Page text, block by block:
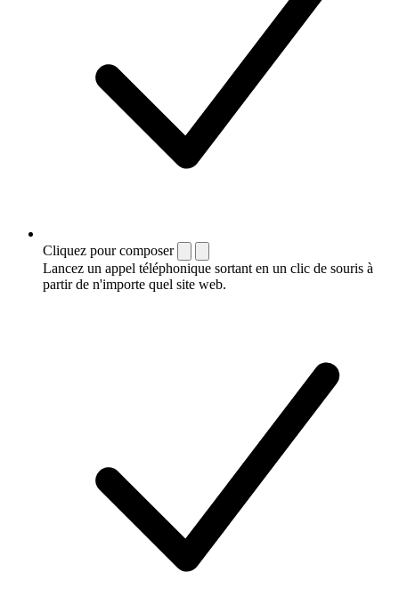
Cliquez pour composer
Lancez un appel téléphonique sortant en un clic de souris à
partir de n'importe quel site web.